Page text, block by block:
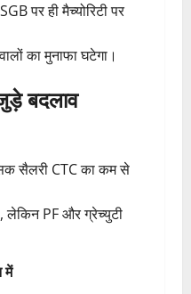
पर ही मैच्योरिटी पर
का मुनाफा घटेगा।
बदलाव
सैलरी CTC का कम से
PF और ग्रेच्युटी
में